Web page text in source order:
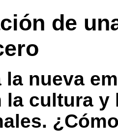
de
la nueva
la cultura y